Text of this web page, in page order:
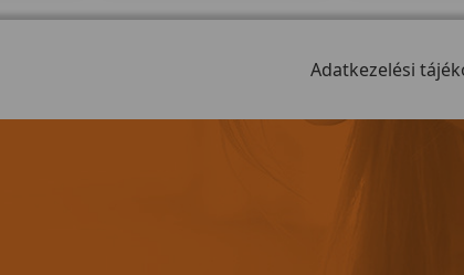
wattig való állíthatósággal
év
Adatkezelési